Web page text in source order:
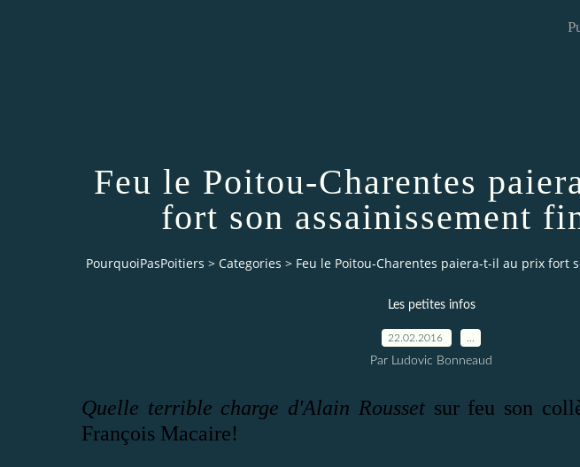
Feu le Poitou-Charentes
fort son assainissement
PourquoiPasPoitiers > Categories > Feu le Poitou-Charentes paiera-t-il au prix fort
Les petites infos
22.02.2016
Par Ludovic Bonneaud
Quelle terrible charge d'Alain Rousset sur feu son
François Macaire!